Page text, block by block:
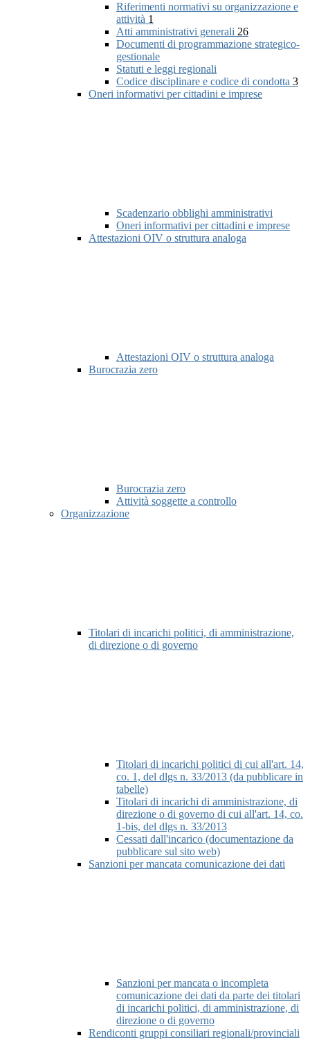
Riferimenti normativi su organizzazione e
attività 1
Atti amministrativi generali 26
Documenti di programmazione strategico-
gestionale
Statuti e leggi regionali
Codice disciplinare e codice di condotta 3
Oneri informativi per cittadini e imprese
Scadenzario obblighi amministrativi
Oneri informativi per cittadini e imprese
Attestazioni OIV o struttura analoga
Attestazioni OIV o struttura analoga
Burocrazia zero
Burocrazia zero
Attività soggette a controllo
Organizzazione
Titolari di incarichi politici, di amministrazione,
di direzione o di governo
Titolari di incarichi politici di cui all'art. 14,
co. 1, del dlgs n. 33/2013 (da pubblicare in
tabelle)
Titolari di incarichi di amministrazione, di
direzione o di governo di cui all'art. 14, co.
1-bis, del dlgs n. 33/2013
Cessati dall'incarico (documentazione da
pubblicare sul sito web)
Sanzioni per mancata comunicazione dei dati
Sanzioni per mancata o incompleta
comunicazione dei dati da parte dei titolari
di incarichi politici, di amministrazione, di
direzione o di governo
Rendiconti gruppi consiliari regionali/provinciali